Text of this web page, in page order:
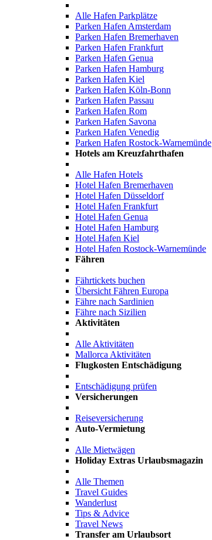
Alle Hafen Parkplätze
Parken Hafen Amsterdam
Parken Hafen Bremerhaven
Parken Hafen Frankfurt
Parken Hafen Genua
Parken Hafen Hamburg
Parken Hafen Kiel
Parken Hafen Köln-Bonn
Parken Hafen Passau
Parken Hafen Rom
Parken Hafen Savona
Parken Hafen Venedig
Parken Hafen Rostock-Warnemünde
Hotels am Kreuzfahrthafen
Alle Hafen Hotels
Hotel Hafen Bremerhaven
Hotel Hafen Düsseldorf
Hotel Hafen Frankfurt
Hotel Hafen Genua
Hotel Hafen Hamburg
Hotel Hafen Kiel
Hotel Hafen Rostock-Warnemünde
Fähren
Fährtickets buchen
Übersicht Fähren Europa
Fähre nach Sardinien
Fähre nach Sizilien
Aktivitäten
Alle Aktivitäten
Mallorca Aktivitäten
Flugkosten Entschädigung
Entschädigung prüfen
Versicherungen
Reiseversicherung
Auto-Vermietung
Alle Mietwägen
Holiday Extras Urlaubsmagazin
Alle Themen
Travel Guides
Wanderlust
Tips & Advice
Travel News
Transfer am Urlaubsort